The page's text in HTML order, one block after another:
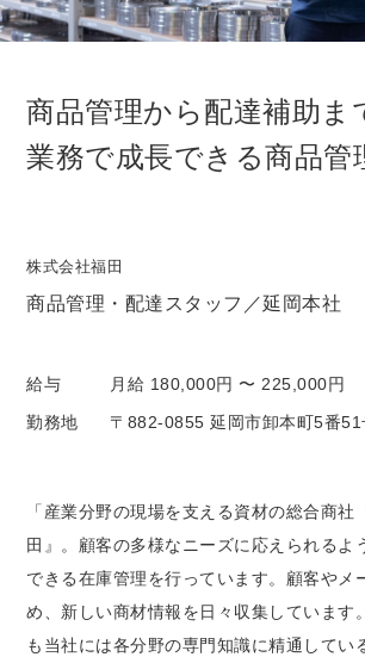
商品管理から配達補助ま
業務で成長できる商品管
株式会社福田
商品管理・配達スタッフ／延岡本社
給与
月給 180,000円 〜 225,000円
勤務地
〒882-0855 延岡市卸本町5番51
「産業分野の現場を支える資材の総合商社
田』。顧客の多様なニーズに応えられるよ
できる在庫管理を行っています。顧客やメ
め、新しい商材情報を日々収集しています
も当社には各分野の専門知識に精通してい